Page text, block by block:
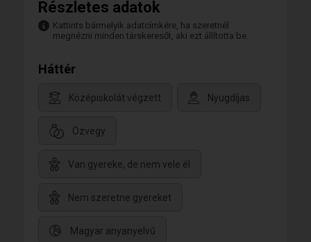
Részletes adatok
Kattints bármelyik adatcímkére, ha szeretnél
megnézni minden társkeresőt, aki ezt állította be.
Háttér
Középiskolát végzett Nyugdíjas
Özvegy
Van gyereke, de nem vele él
Nem szeretne gyereket
Magyar anyanyelvű